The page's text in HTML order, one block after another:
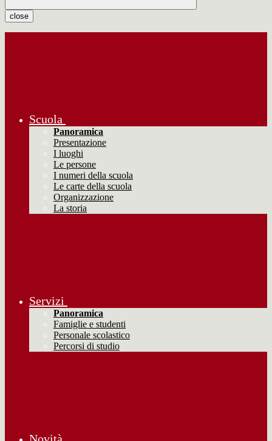
close
Scuola
Panoramica
Presentazione
I luoghi
Le persone
I numeri della scuola
Le carte della scuola
Organizzazione
La storia
Servizi
Panoramica
Famiglie e studenti
Personale scolastico
Percorsi di studio